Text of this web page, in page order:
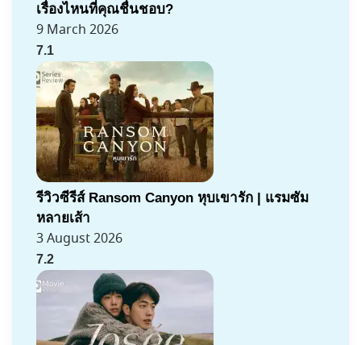
เรื่องไหนที่คุณชื่นชอบ?
9 March 2026
7.1
รีวิวซีรีส์ Ransom Canyon หุบเขารัก | แรมซัม
หลายเส้า
3 August 2026
7.2